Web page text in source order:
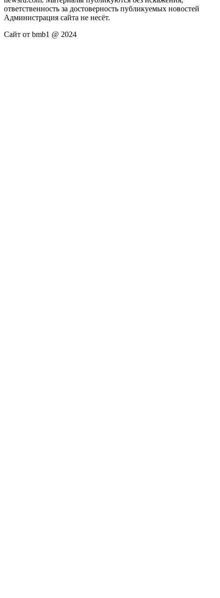
ответственность за достоверность публикуемых новостей
Администрация сайта не несёт.
Сайт от bmb1 @ 2024